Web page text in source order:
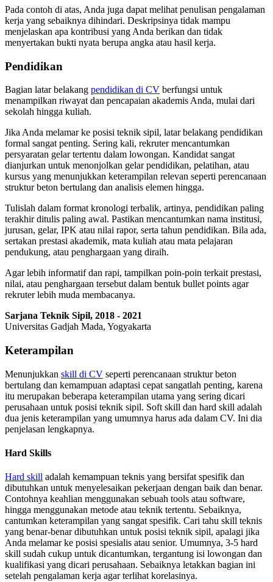
Pada contoh di atas, Anda juga dapat melihat penulisan pengalaman
kerja yang sebaiknya dihindari. Deskripsinya tidak mampu
menjelaskan apa kontribusi yang Anda berikan dan tidak
menyertakan bukti nyata berupa angka atau hasil kerja.
Pendidikan
Bagian latar belakang pendidikan di CV berfungsi untuk
menampilkan riwayat dan pencapaian akademis Anda, mulai dari
sekolah hingga kuliah.
Jika Anda melamar ke posisi teknik sipil, latar belakang pendidikan
formal sangat penting. Sering kali, rekruter mencantumkan
persyaratan gelar tertentu dalam lowongan. Kandidat sangat
dianjurkan untuk menonjolkan gelar pendidikan, pelatihan, atau
kursus yang menunjukkan keterampilan relevan seperti perencanaan
struktur beton bertulang dan analisis elemen hingga.
Tulislah dalam format kronologi terbalik, artinya, pendidikan paling
terakhir ditulis paling awal. Pastikan mencantumkan nama institusi,
jurusan, gelar, IPK atau nilai rapor, serta tahun pendidikan. Bila ada,
sertakan prestasi akademik, mata kuliah atau mata pelajaran
pendukung, atau penghargaan yang diraih.
Agar lebih informatif dan rapi, tampilkan poin-poin terkait prestasi,
nilai, atau penghargaan tersebut dalam bentuk bullet points agar
rekruter lebih muda membacanya.
Sarjana Teknik Sipil, 2018 - 2021
Universitas Gadjah Mada, Yogyakarta
Keterampilan
Menunjukkan skill di CV seperti perencanaan struktur beton
bertulang dan kemampuan adaptasi cepat sangatlah penting, karena
itu merupakan beberapa keterampilan utama yang sering dicari
perusahaan untuk posisi teknik sipil. Soft skill dan hard skill adalah
dua jenis keterampilan yang umumnya harus ada dalam CV. Ini dia
penjelasan lengkapnya.
Hard Skills
Hard skill adalah kemampuan teknis yang bersifat spesifik dan
dibutuhkan untuk menyelesaikan pekerjaan dengan baik dan benar.
Contohnya keahlian menggunakan sebuah tools atau software,
hingga menggunakan metode atau teknik tertentu. Sebaiknya,
cantumkan keterampilan yang sangat spesifik. Cari tahu skill teknis
yang benar-benar dibutuhkan untuk posisi teknik sipil, apalagi jika
Anda melamar ke posisi spesialis atau senior. Umumnya, 3-5 hard
skill sudah cukup untuk dicantumkan, tergantung isi lowongan dan
kualifikasi yang dicari perusahaan. Sebaiknya letakkan bagian ini
setelah pengalaman kerja agar terlihat korelasinya.